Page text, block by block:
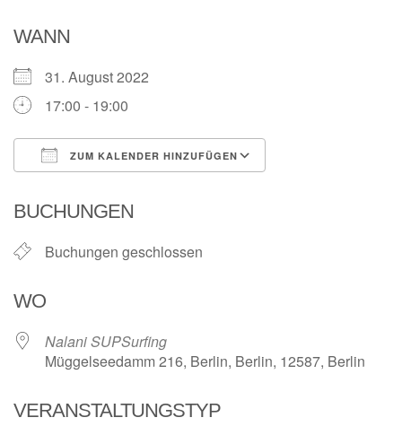
WANN
31. August 2022
17:00 - 19:00
ZUM KALENDER HINZUFÜGEN
BUCHUNGEN
Buchungen geschlossen
WO
Nalani SUPSurfing
Müggelseedamm 216, Berlin, Berlin, 12587, Berlin
VERANSTALTUNGSTYP